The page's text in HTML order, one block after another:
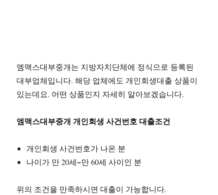
엠맥스대부중개는 지방자치단체에 정식으로 등록된
대부업체입니다. 해당 업체에도 개인회생대출 상품이
있는데요. 어떤 상품인지 자세히 알아보겠습니다.
엠맥스대부중개 개인회생 사건번호 대출조건
개인회생 사건번호가 나온 분
나이가 만 20세~만 60세 사이인 분
위의 조건을 만족하시면 대출이 가능합니다.